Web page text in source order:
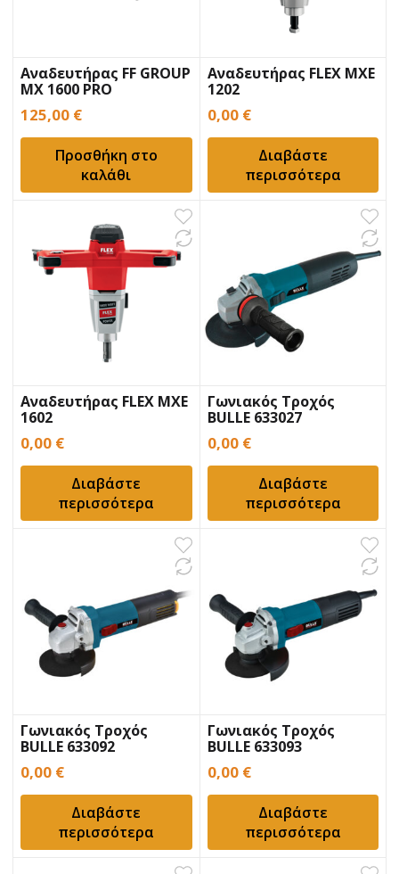
Αναδευτήρας FF GROUP
MX 1600 PRO
125,00 €
Προσθήκη στο
καλάθι
Αναδευτήρας FLEX MXE
1202
0,00 €
Διαβάστε
περισσότερα
Αναδευτήρας FLEX MXE
1602
0,00 €
Διαβάστε
περισσότερα
Γωνιακός Τροχός
BULLE 633027
0,00 €
Διαβάστε
περισσότερα
Γωνιακός Τροχός
BULLE 633092
0,00 €
Διαβάστε
περισσότερα
Γωνιακός Τροχός
BULLE 633093
0,00 €
Διαβάστε
περισσότερα